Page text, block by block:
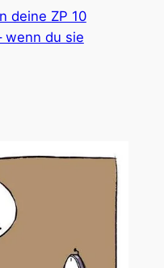
deine ZP 10
wenn du sie